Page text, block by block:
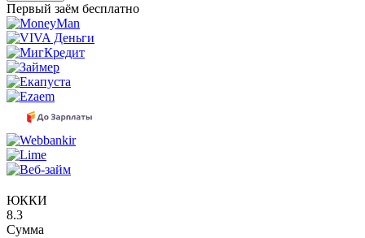
Первый заём бесплатно
ЮККИ
8.3
Сумма